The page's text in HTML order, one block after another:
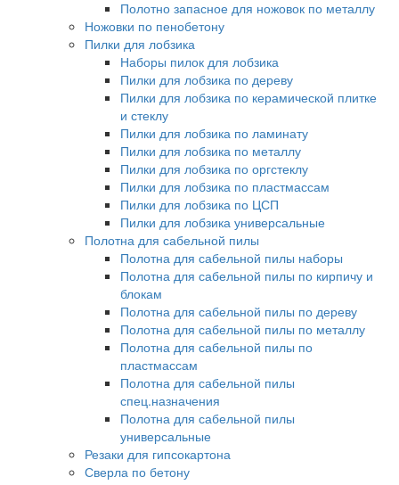
Полотно запасное для ножовок по металлу
Ножовки по пенобетону
Пилки для лобзика
Наборы пилок для лобзика
Пилки для лобзика по дереву
Пилки для лобзика по керамической плитке
и стеклу
Пилки для лобзика по ламинату
Пилки для лобзика по металлу
Пилки для лобзика по оргстеклу
Пилки для лобзика по пластмассам
Пилки для лобзика по ЦСП
Пилки для лобзика универсальные
Полотна для сабельной пилы
Полотна для сабельной пилы наборы
Полотна для сабельной пилы по кирпичу и
блокам
Полотна для сабельной пилы по дереву
Полотна для сабельной пилы по металлу
Полотна для сабельной пилы по
пластмассам
Полотна для сабельной пилы
спец.назначения
Полотна для сабельной пилы
универсальные
Резаки для гипсокартона
Сверла по бетону